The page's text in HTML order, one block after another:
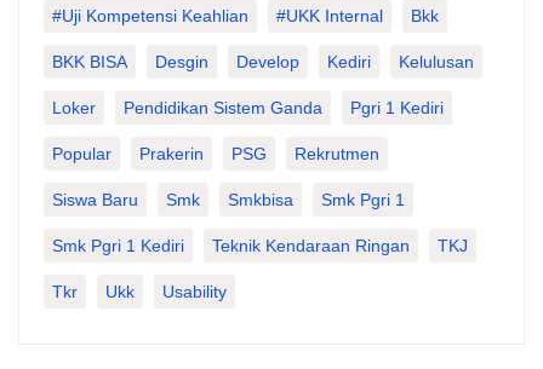
#Uji Kompetensi Keahlian #UKK Internal Bkk
BKK BISA Desgin Develop Kediri Kelulusan
Loker Pendidikan Sistem Ganda Pgri 1 Kediri
Popular Prakerin PSG Rekrutmen
Siswa Baru Smk Smkbisa Smk Pgri 1
Smk Pgri 1 Kediri Teknik Kendaraan Ringan TKJ
Tkr Ukk Usability